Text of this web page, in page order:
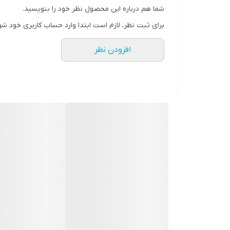
شما هم درباره این محصول نظر خود را بنویسید.
برای ثبت نظر، لازم است ابتدا وارد حساب کاربری خود
افزودن نظر